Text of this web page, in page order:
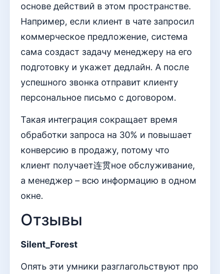
основе действий в этом пространстве.
Например, если клиент в чате запросил
коммерческое предложение, система
сама создаст задачу менеджеру на его
подготовку и укажет дедлайн. А после
успешного звонка отправит клиенту
персональное письмо с договором.
Такая интеграция сокращает время
обработки запроса на 30% и повышает
конверсию в продажу, потому что
клиент получает连贯ное обслуживание,
а менеджер – всю информацию в одном
окне.
Отзывы
Silent_Forest
Опять эти умники разглагольствуют про